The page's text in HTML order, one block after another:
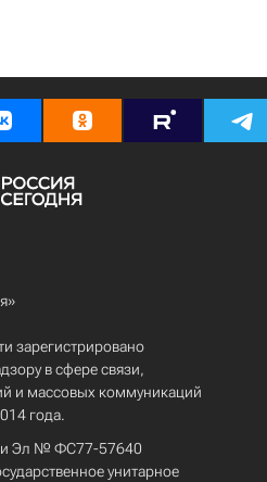
зарегистрировано
в сфере связи,
и массовых коммуникаций
года.
Эл № ФС77-57640
унитарное